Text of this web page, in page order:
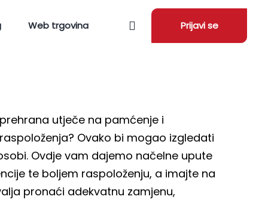
Web trgovina Prijavi se
utječe na pamćenje i
Ovako bi mogao izgledati
Ovdje vam dajemo načelne upute
te boljem raspoloženju, a imajte na
pronaći adekvatnu zamjenu,